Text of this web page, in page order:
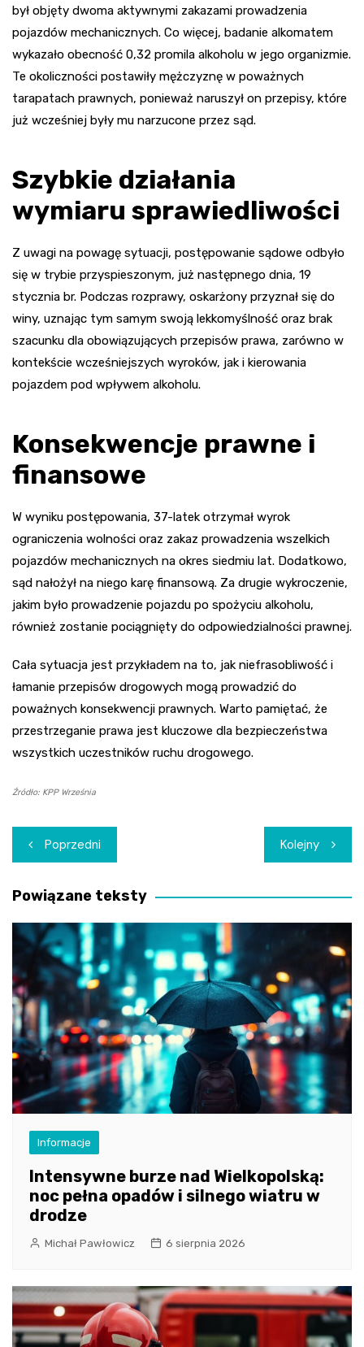
był objęty dwoma aktywnymi zakazami prowadzenia
pojazdów mechanicznych. Co więcej, badanie alkomatem
wykazało obecność 0,32 promila alkoholu w jego organizmie.
Te okoliczności postawiły mężczyznę w poważnych
tarapatach prawnych, ponieważ naruszył on przepisy, które
już wcześniej były mu narzucone przez sąd.
Szybkie działania
wymiaru sprawiedliwości
Z uwagi na powagę sytuacji, postępowanie sądowe odbyło
się w trybie przyspieszonym, już następnego dnia, 19
stycznia br. Podczas rozprawy, oskarżony przyznał się do
winy, uznając tym samym swoją lekkomyślność oraz brak
szacunku dla obowiązujących przepisów prawa, zarówno w
kontekście wcześniejszych wyroków, jak i kierowania
pojazdem pod wpływem alkoholu.
Konsekwencje prawne i
finansowe
W wyniku postępowania, 37-latek otrzymał wyrok
ograniczenia wolności oraz zakaz prowadzenia wszelkich
pojazdów mechanicznych na okres siedmiu lat. Dodatkowo,
sąd nałożył na niego karę finansową. Za drugie wykroczenie,
jakim było prowadzenie pojazdu po spożyciu alkoholu,
również zostanie pociągnięty do odpowiedzialności prawnej.
Cała sytuacja jest przykładem na to, jak niefrasobliwość i
łamanie przepisów drogowych mogą prowadzić do
poważnych konsekwencji prawnych. Warto pamiętać, że
przestrzeganie prawa jest kluczowe dla bezpieczeństwa
wszystkich uczestników ruchu drogowego.
Źródło: KPP Września
Nawigacja
wpisu
Poprzedni Kolejny
Powiązane teksty
Informacje
Intensywne burze nad Wielkopolską:
noc pełna opadów i silnego wiatru w
drodze
Michał Pawłowicz 6 sierpnia 2026